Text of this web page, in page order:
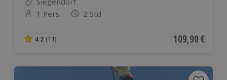
Anzahl der Teilnehmer
1 Pers. 2 Std
4.2 von 5 Sternen basierend auf 11 Bewertungen
4.2 (11) Aktueller Preis
109,90 €